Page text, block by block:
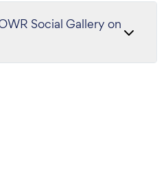
Social Gallery on